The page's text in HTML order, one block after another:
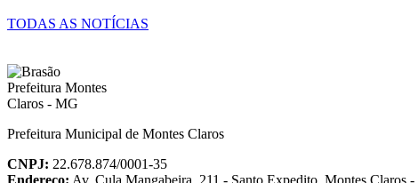
TODAS AS NOTÍCIAS
Prefeitura Municipal de Montes Claros
CNPJ: 22.678.874/0001-35
Endereço: Av. Cula Mangabeira, 211 - Santo Expedito, Montes Claros